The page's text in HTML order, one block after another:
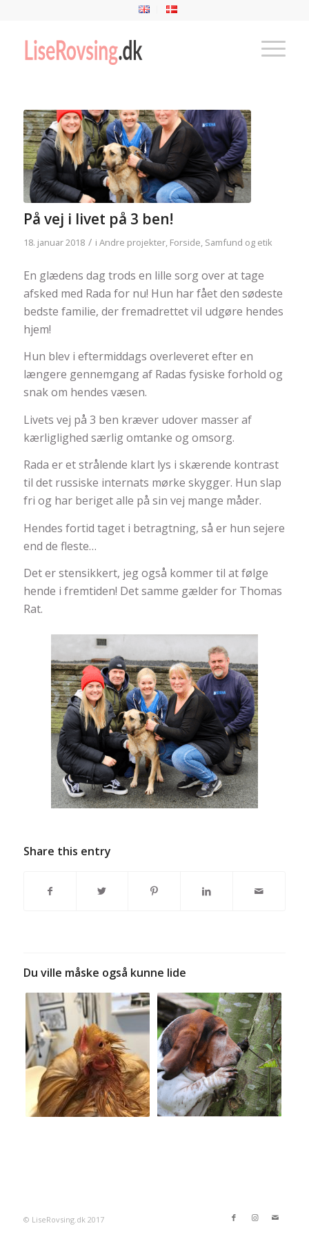
På vej i livet på 3 ben!
18. januar 2018 / i Andre projekter, Forside, Samfund og etik
En glædens dag trods en lille sorg over at tage
afsked med Rada for nu! Hun har fået den sødeste
bedste familie, der fremadrettet vil udgøre hendes
hjem!
Hun blev i eftermiddags overleveret efter en
længere gennemgang af Radas fysiske forhold og
snak om hendes væsen.
Livets vej på 3 ben kræver udover masser af
kærliglighed særlig omtanke og omsorg.
Rada er et strålende klart lys i skærende kontrast
til det russiske internats mørke skygger. Hun slap
fri og har beriget alle på sin vej mange måder.
Hendes fortid taget i betragtning, så er hun sejere
end de fleste…
Det er stensikkert, jeg også kommer til at følge
hende i fremtiden! Det samme gælder for Thomas
Rat.
Share this entry
Du ville måske også kunne lide
© LiseRovsing.dk 2017